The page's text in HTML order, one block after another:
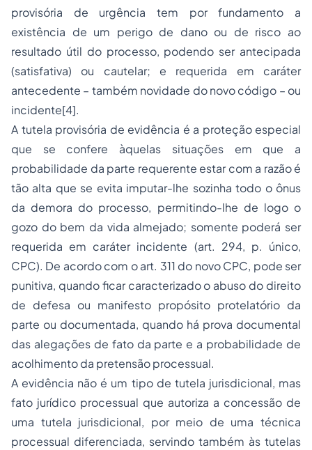
provisória de urgência tem por fundamento a
existência de um perigo de dano ou de risco ao
resultado útil do processo, podendo ser antecipada
(satisfativa) ou cautelar; e requerida em caráter
antecedente – também novidade do novo código – ou
incidente[4].
A tutela provisória de evidência é a proteção especial
que se confere àquelas situações em que a
probabilidade da parte requerente estar com a razão é
tão alta que se evita imputar-lhe sozinha todo o ônus
da demora do processo, permitindo-lhe de logo o
gozo do bem da vida almejado; somente poderá ser
requerida em caráter incidente (art. 294, p. único,
CPC). De acordo com o art. 311 do novo CPC, pode ser
punitiva, quando ficar caracterizado o abuso do direito
de defesa ou manifesto propósito protelatório da
parte ou documentada, quando há prova documental
das alegações de fato da parte e a probabilidade de
acolhimento da pretensão processual.
A evidência não é um tipo de tutela jurisdicional, mas
fato jurídico processual que autoriza a concessão de
uma tutela jurisdicional, por meio de uma técnica
processual diferenciada, servindo também às tutelas